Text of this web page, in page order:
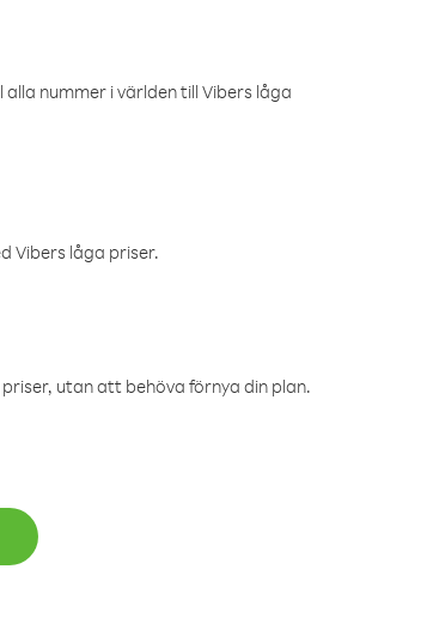
nummer i världen till Vibers låga
Vibers låga priser.
utan att behöva förnya din plan.